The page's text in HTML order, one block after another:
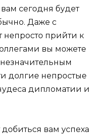
сегодня будет
Даже с
прийти к
вы можете
долгие непростые
дипломатии и
вам успеха